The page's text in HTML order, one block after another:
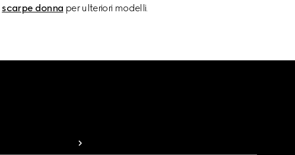
scarpe donna per ulteriori modelli.